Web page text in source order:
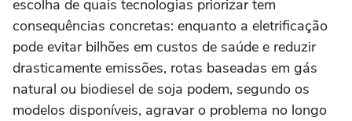
escolha de quais tecnologias priorizar tem
consequências concretas: enquanto a eletrificação
pode evitar bilhões em custos de saúde e reduzir
drasticamente emissões, rotas baseadas em gás
natural ou biodiesel de soja podem, segundo os
modelos disponíveis, agravar o problema no longo